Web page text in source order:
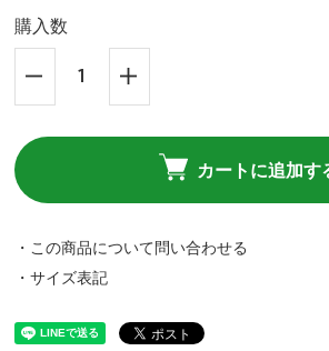
購入数
カートに追加す
・この商品について問い合わせる
・サイズ表記